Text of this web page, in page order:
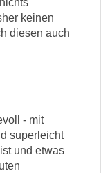
keinen
diesen auch
- mit
superleicht
und etwas